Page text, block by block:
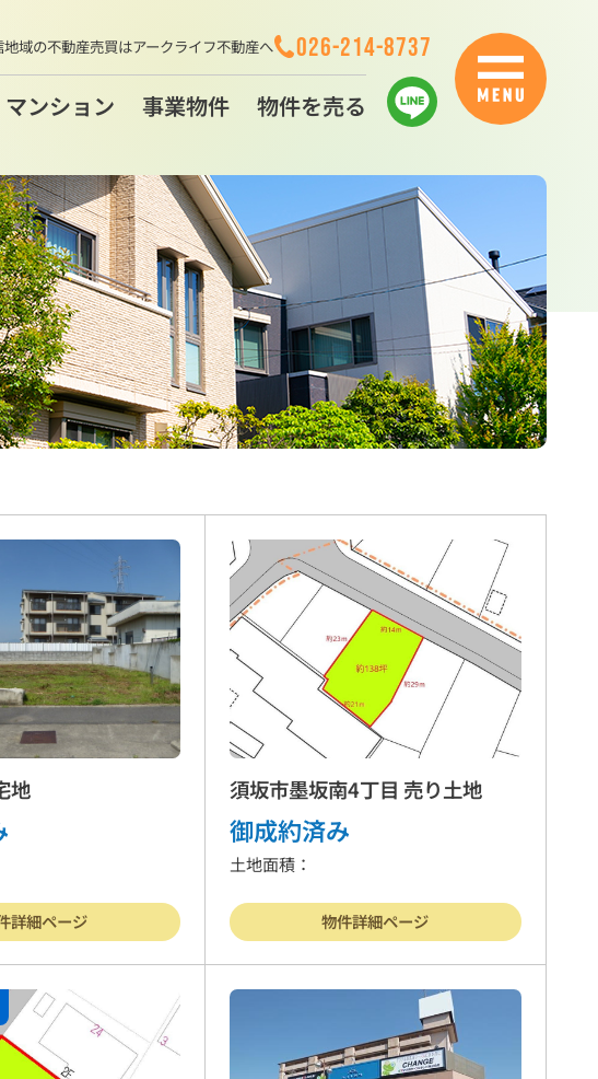
域の不動産売買はアークライフ不動産へ
マンション 事業物件 物件を売る
026-214-8737
地
詳細ページ
須坂市墨坂南4丁目 売り土地
御成約済み
土地面積：
物件詳細ページ